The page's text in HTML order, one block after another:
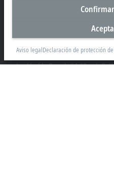
Edificio Sant Cugat I
Av. Alcalde Barnils 64-68, ed. D
Aviso legalDeclaración de protección